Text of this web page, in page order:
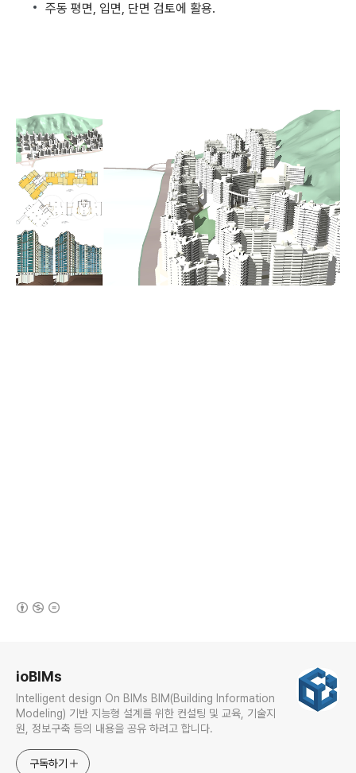
주동 평면, 입면, 단면 검토에 활용.
ioBIMs
Intelligent design On BIMs BIM(Building Information
Modeling) 기반 지능형 설계를 위한 컨설팅 및 교육, 기술지
원, 정보구축 등의 내용을 공유 하려고 합니다.
구독하기